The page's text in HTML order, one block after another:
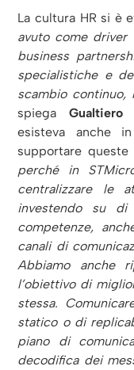
La cultura HR si è
avuto come
business
specialistiche e
scambio
spiega Gualtiero
esisteva anche
supportare
perché in
centralizzare le
investendo su di
competenze,
canali di
Abbiamo anche
l’obiettivo di
stessa.
statico o di
piano di
decodifica dei